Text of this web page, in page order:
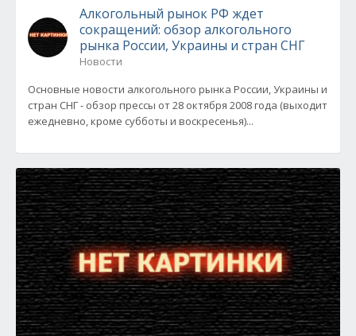
Алкогольный рынок РФ ждет
сокращений: обзор алкогольного
рынка России, Украины и стран СНГ
Новости
Основные новости алкогольного рынка России, Украины и
стран СНГ - обзор прессы от 28 октября 2008 года (выходит
ежедневно, кроме субботы и воскресенья)...